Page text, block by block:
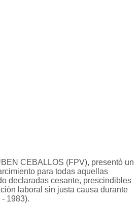
CEBALLOS (FPV), presentò un
para todas aquellas
declaradas cesante, prescindibles
laboral sin justa causa durante
1983).